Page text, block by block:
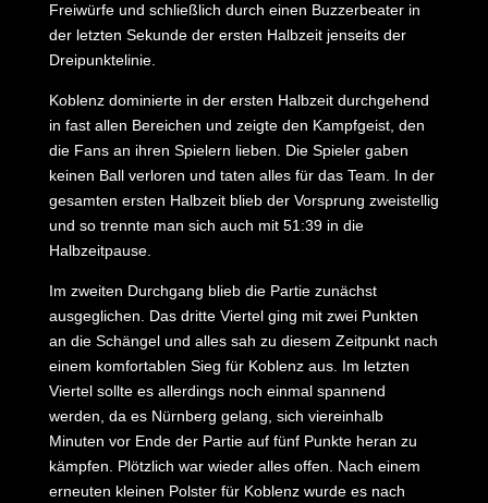
Freiwürfe und schließlich durch einen Buzzerbeater in
der letzten Sekunde der ersten Halbzeit jenseits der
Dreipunktelinie.
Koblenz dominierte in der ersten Halbzeit durchgehend
in fast allen Bereichen und zeigte den Kampfgeist, den
die Fans an ihren Spielern lieben. Die Spieler gaben
keinen Ball verloren und taten alles für das Team. In der
gesamten ersten Halbzeit blieb der Vorsprung zweistellig
und so trennte man sich auch mit 51:39 in die
Halbzeitpause.
Im zweiten Durchgang blieb die Partie zunächst
ausgeglichen. Das dritte Viertel ging mit zwei Punkten
an die Schängel und alles sah zu diesem Zeitpunkt nach
einem komfortablen Sieg für Koblenz aus. Im letzten
Viertel sollte es allerdings noch einmal spannend
werden, da es Nürnberg gelang, sich viereinhalb
Minuten vor Ende der Partie auf fünf Punkte heran zu
kämpfen. Plötzlich war wieder alles offen. Nach einem
erneuten kleinen Polster für Koblenz wurde es nach